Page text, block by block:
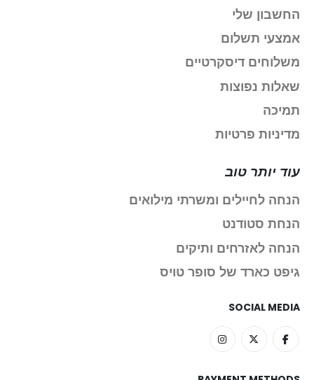
החשבון שלי
אמצעי תשלום
משלוחים דיסקרטיים
שאלות נפוצות
תמיכה
מדיניות פרטיות
עוד יותר טוב
הנחה לחיילים ומשרתי מילואים
הנחת סטודנט
הנחה לאזרחים ותיקים
גיפט כארד של סופר טויס
SOCIAL MEDIA